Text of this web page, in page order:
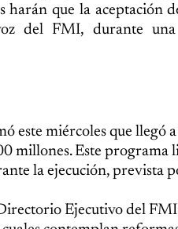
harán que la aceptación
del FMI, durante
este miércoles que llegó
millones. Este programa
la ejecución, prevista
Ejecutivo del